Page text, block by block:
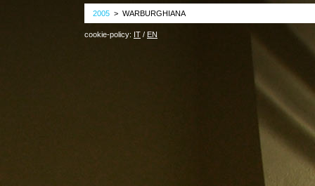
2005 > WARBURGHIANA
cookie-policy: IT / EN